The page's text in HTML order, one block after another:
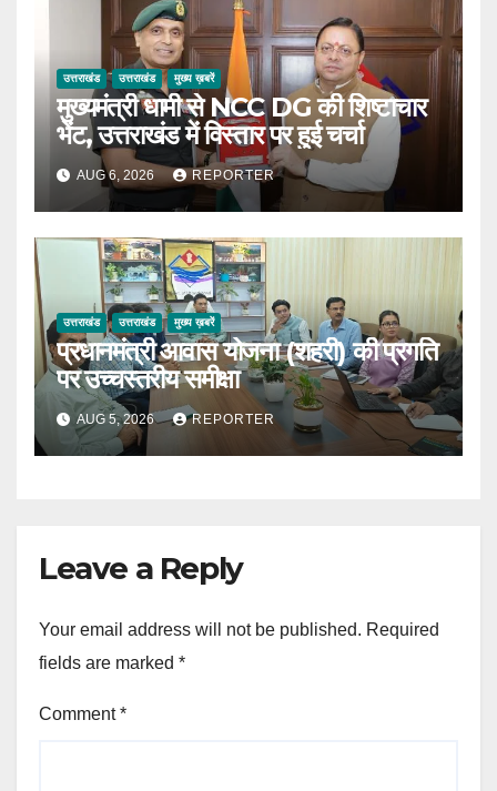
उत्तराखंड उत्तराखंड मुख्य ख़बरें
मुख्यमंत्री धामी से NCC DG की शिष्टाचार
भेंट, उत्तराखंड में विस्तार पर हुई चर्चा
AUG 6, 2026 REPORTER
उत्तराखंड उत्तराखंड मुख्य ख़बरें
प्रधानमंत्री आवास योजना (शहरी) की प्रगति
पर उच्चस्तरीय समीक्षा
AUG 5, 2026 REPORTER
Leave a Reply
Your email address will not be published. Required
fields are marked *
Comment*